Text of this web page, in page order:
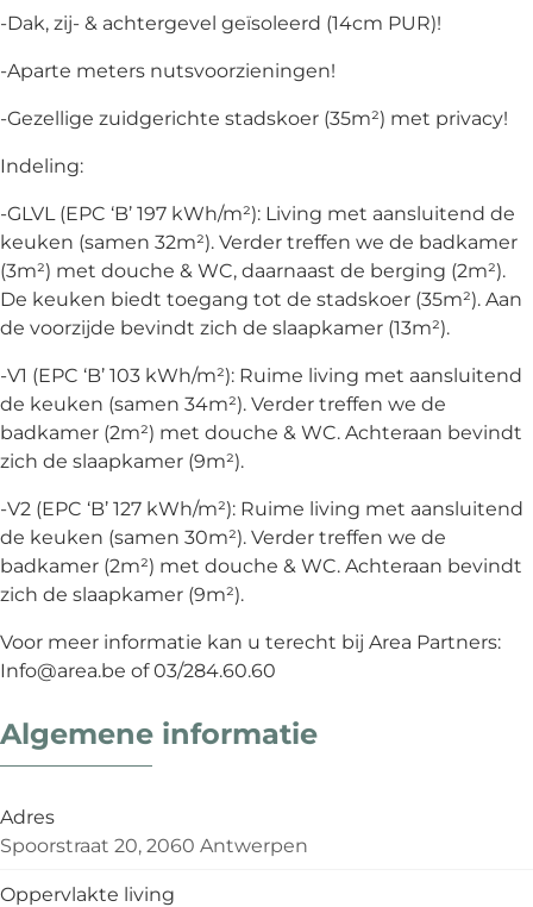
-Dak, zij- & achtergevel geïsoleerd (14cm PUR)!
-Aparte meters nutsvoorzieningen!
-Gezellige zuidgerichte stadskoer (35m²) met privacy!
Indeling:
-GLVL (EPC ‘B’ 197 kWh/m²): Living met aansluitend de
keuken (samen 32m²). Verder treffen we de badkamer
(3m²) met douche & WC, daarnaast de berging (2m²).
De keuken biedt toegang tot de stadskoer (35m²). Aan
de voorzijde bevindt zich de slaapkamer (13m²).
-V1 (EPC ‘B’ 103 kWh/m²): Ruime living met aansluitend
de keuken (samen 34m²). Verder treffen we de
badkamer (2m²) met douche & WC. Achteraan bevindt
zich de slaapkamer (9m²).
-V2 (EPC ‘B’ 127 kWh/m²): Ruime living met aansluitend
de keuken (samen 30m²). Verder treffen we de
badkamer (2m²) met douche & WC. Achteraan bevindt
zich de slaapkamer (9m²).
Voor meer informatie kan u terecht bij Area Partners:
Info@area.be of 03/284.60.60
Algemene informatie
Adres
Spoorstraat 20, 2060 Antwerpen
Oppervlakte living